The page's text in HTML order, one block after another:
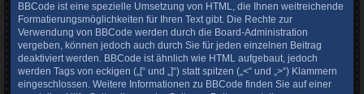
BBCode ist eine spezielle Umsetzung von HTML, die Ihnen weitreichende
Formatierungsmöglichkeiten für Ihren Text gibt. Die Rechte zur
Verwendung von BBCode werden durch die Board-Administration
vergeben, können jedoch auch durch Sie für jeden einzelnen Beitrag
deaktiviert werden. BBCode ist ähnlich wie HTML aufgebaut, jedoch
werden Tags von eckigen („[“ und „]“) statt spitzen („<“ und „>“) Klammern
eingeschlossen. Weitere Informationen zu BBCode finden Sie auf einer